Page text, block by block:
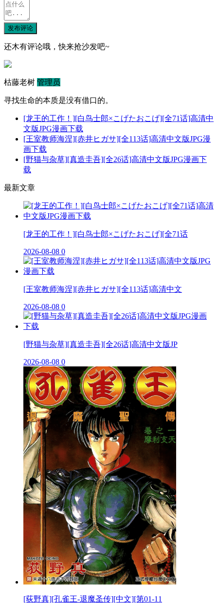
发布评论
还木有评论哦，快来抢沙发吧~
枯藤老树 管理员
寻找生命的本质是没有借口的。
[龙王的工作！][白鸟士郎×こげたおこげ][全71话]高清中
文版JPG漫画下载
[王室教师海涅][赤井ヒガサ][全113话]高清中文版JPG漫
画下载
[野猫与杂草][真造圭吾][全26话]高清中文版JPG漫画下
载
最新文章
[龙王的工作！][白鸟士郎×こげたおこげ][全71话
2026-08-08 0
[王室教师海涅][赤井ヒガサ][全113话]高清中文
2026-08-08 0
[野猫与杂草][真造圭吾][全26话]高清中文版JP
2026-08-08 0
[荻野真][孔雀王-退魔圣传][中文][第01-11